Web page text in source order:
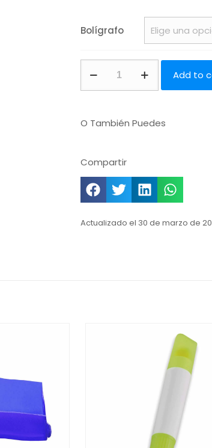
Bolígrafo
Add to
O También Puedes
Compartir
Actualizado el 30 de marzo de